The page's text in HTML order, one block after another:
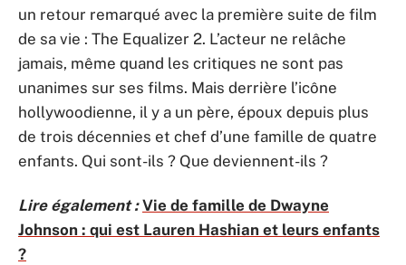
un retour remarqué avec la première suite de film
de sa vie : The Equalizer 2. L’acteur ne relâche
jamais, même quand les critiques ne sont pas
unanimes sur ses films. Mais derrière l’icône
hollywoodienne, il y a un père, époux depuis plus
de trois décennies et chef d’une famille de quatre
enfants. Qui sont-ils ? Que deviennent-ils ?
Lire également : Vie de famille de Dwayne
Johnson : qui est Lauren Hashian et leurs enfants
?